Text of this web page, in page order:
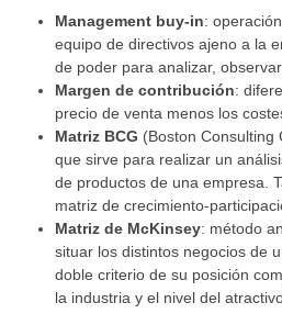
Management buy-in:
equipo de directivos ajeno a la
de poder para analizar,
Margen de contribución:
precio de venta menos los
Matriz BCG (Boston Consulting
que sirve para realizar un
de productos de una empresa.
matriz de crecimiento-
Matriz de McKinsey: método
situar los distintos negocios de
doble criterio de su posición
la industria y el nivel del